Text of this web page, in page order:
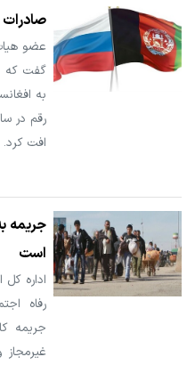
عضو
گفت که
به
افت کرد.
جریمه
است
اداره
رفاه
جریمه
غیرمجاز